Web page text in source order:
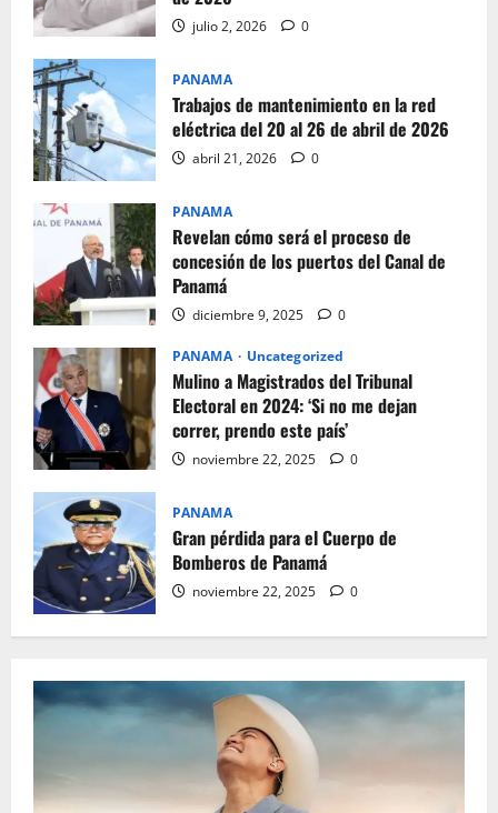
julio 2, 2026 0
PANAMA
Trabajos de mantenimiento en la red
eléctrica del 20 al 26 de abril de 2026
abril 21, 2026 0
PANAMA
Revelan cómo será el proceso de
concesión de los puertos del Canal de
Panamá
diciembre 9, 2025 0
PANAMA Uncategorized
Mulino a Magistrados del Tribunal
Electoral en 2024: ‘Si no me dejan
correr, prendo este país’
noviembre 22, 2025 0
PANAMA
Gran pérdida para el Cuerpo de
Bomberos de Panamá
noviembre 22, 2025 0